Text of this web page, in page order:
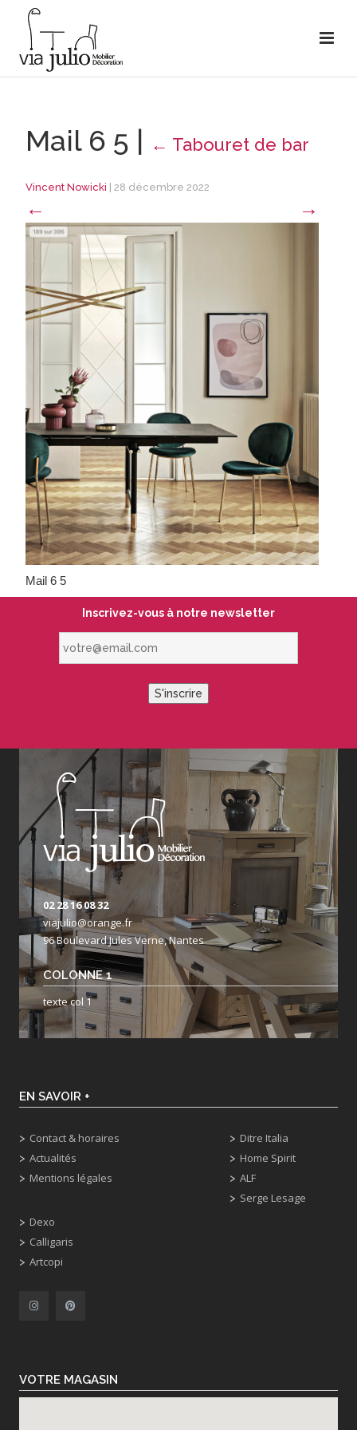
Mail 6 5 | ← Tabouret de bar
Vincent Nowicki 28 décembre 2022
← →
Mail 6 5
Inscrivez-vous à notre newsletter
S'inscrire
02 28 16 08 32
viajulio@orange.fr
96 Boulevard Jules Verne, Nantes
COLONNE 1
texte col 1
EN SAVOIR +
Contact & horaires
Actualités
Mentions légales
Dexo
Calligaris
Artcopi
Ditre Italia
Home Spirit
ALF
Serge Lesage
VOTRE MAGASIN